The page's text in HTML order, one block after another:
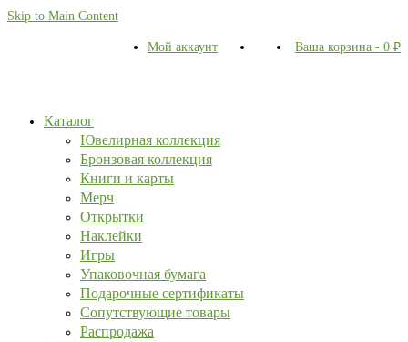
Skip to Main Content
Мой аккаунт Ваша корзина - 0 ₽
Каталог
Ювелирная коллекция
Бронзовая коллекция
Книги и карты
Мерч
Открытки
Наклейки
Игры
Упаковочная бумага
Подарочные сертификаты
Сопутствующие товары
Распродажа